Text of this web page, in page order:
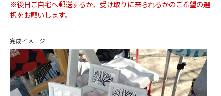
※後日ご自宅へ郵送するか、受け取りに来られるかのご希望の選
択をお願いします。
完成イメージ